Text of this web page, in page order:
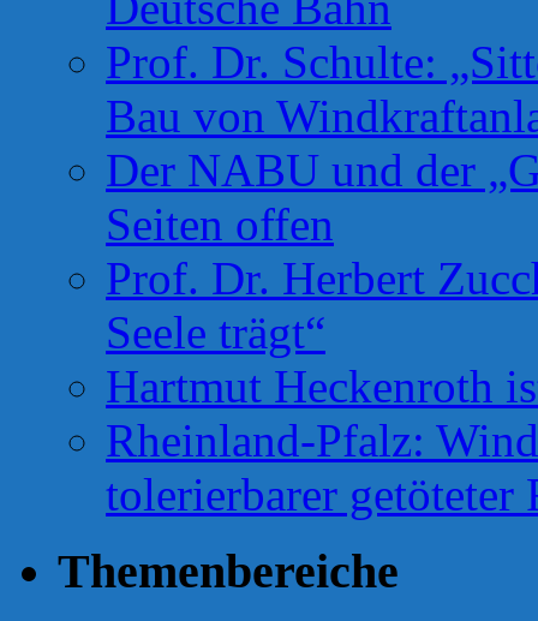
Prof. Dr. Schulte:
Bau von
Der NABU und der
Seiten offen
Prof. Dr. Herbert
Seele trägt“
Hartmut Heckenroth
Rheinland-Pfalz:
tolerierbarer getöteter
Themenbereiche